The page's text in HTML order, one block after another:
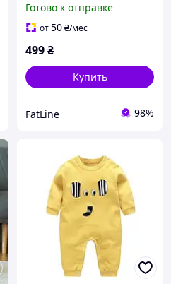
Готово к отправке
от50₴/мес
499₴
Купить
FatLine 98%